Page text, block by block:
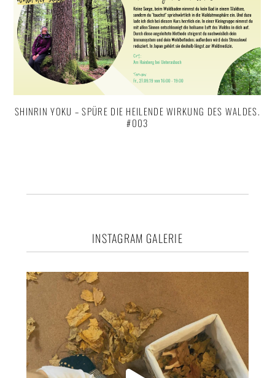
SHINRIN YOKU – SPÜRE DIE HEILENDE WIRKUNG DES WALDES.
#003
INSTAGRAM GALERIE